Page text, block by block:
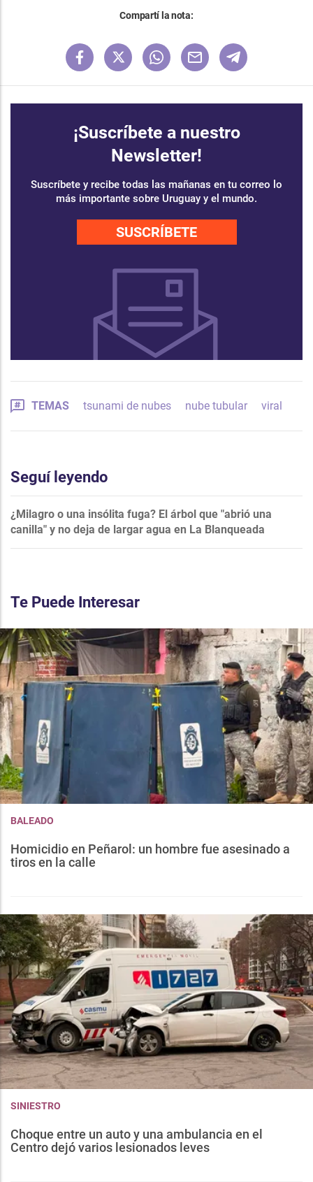
Compartí la nota:
¡Suscríbete a nuestro
Newsletter!
Suscríbete y recibe todas las mañanas en tu correo lo
más importante sobre Uruguay y el mundo.
SUSCRÍBETE
TEMAS tsunami de nubes nube tubular viral
Seguí leyendo
¿Milagro o una insólita fuga? El árbol que "abrió una
canilla" y no deja de largar agua en La Blanqueada
Te Puede Interesar
BALEADO
Homicidio en Peñarol: un hombre fue asesinado a
tiros en la calle
SINIESTRO
Choque entre un auto y una ambulancia en el
Centro dejó varios lesionados leves